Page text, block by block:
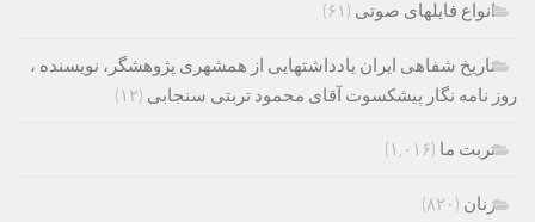
انواع فایلهای صوتی (۶۱)
تاریخ شفاهی ایران یادداشتهایی از همشهری پژوهشگر، نویسنده ،
روز نامه نگار پیشکسوت آقای محمود تربتی سنجابی (۱۲)
تربت ما (۱,۰۱۶)
زنان (۸۲۰)